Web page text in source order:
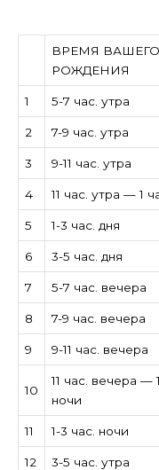
ВРЕМЯ ВАШЕГО
РОЖДЕНИЯ
1 5-7 час. утра
2 7-9 час. утра
3 9-11 час. утра
4 11 час. утра — 1
5 1-3 час. дня
6 3-5 час. дня
7 5-7 час. вечера
8 7-9 час. вечера
9 9-11 час. вечера
10
11 час. вечера —
ночи
11 1-3 час. ночи
12 3-5 час. утра